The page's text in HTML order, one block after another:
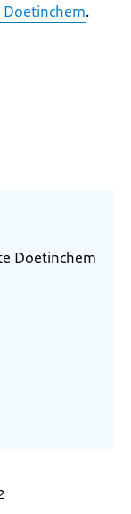
.
Doetinchem